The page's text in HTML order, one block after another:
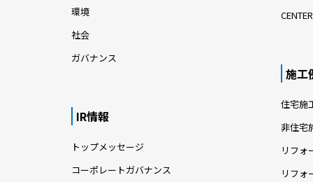
環境
社会
ガバナンス
IR情報
トップメッセージ
コーポレートガバナンス
施工
住宅施
非住宅
リフォ
リフォ